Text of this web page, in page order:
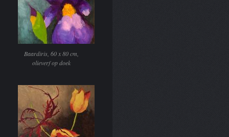
Baardiris, 60 x 80 cm,
olieverf op doek